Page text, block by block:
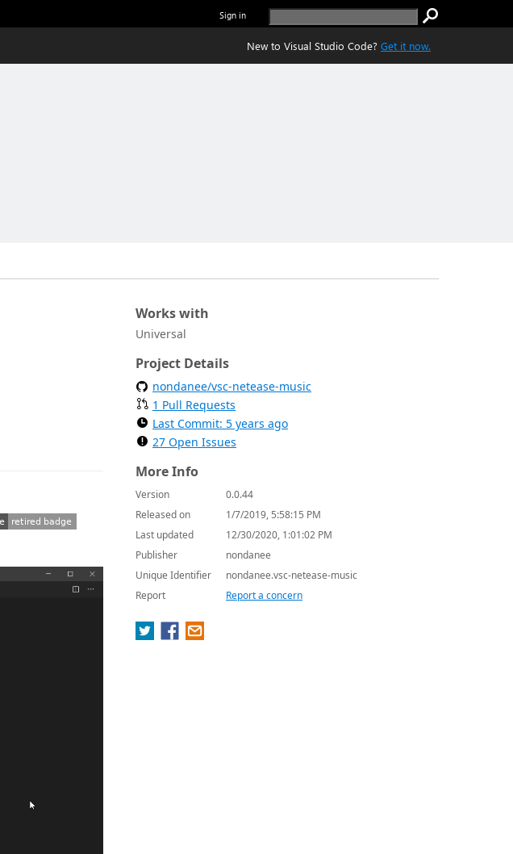
Sign in
New to Visual Studio Code? Get it now.
Works with
Universal
Project Details
nondanee/vsc-netease-music
1 Pull Requests
Last Commit: 5 years ago
27 Open Issues
More Info
Version
0.0.44
Released on
1/7/2019, 5:58:15 PM
Last updated
12/30/2020, 1:01:02 PM
Publisher
nondanee
Unique Identifier
nondanee.vsc-netease-music
Report
Report a concern